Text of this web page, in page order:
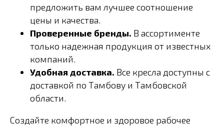
предложить вам лучшее соотношение
цены и качества.
Проверенные бренды. В ассортименте
только надежная продукция от известных
компаний.
Удобная доставка. Все кресла доступны с
доставкой по Тамбову и Тамбовской
области.
Создайте комфортное и здоровое рабочее